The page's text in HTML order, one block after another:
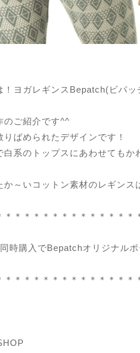
！ヨガレギンスBepatch(ビパ
のご紹介です^^
ばめられたデザインです！
系のトップスにあわせてもか
か～いコットン素材のレギンス
＊＊＊＊＊＊＊＊＊＊＊＊＊
時購入でBepatchオリジナル
＊＊＊＊＊＊＊＊＊＊＊＊＊